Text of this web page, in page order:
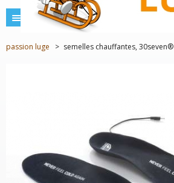
menu
passion luge > semelles chauffantes, 30seven®